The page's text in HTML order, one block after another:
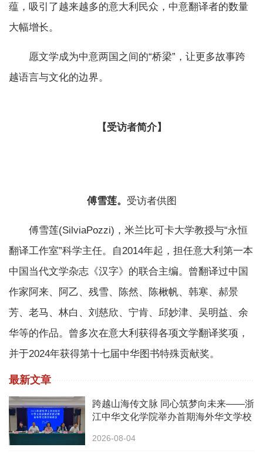
蕴，吸引了越来越多的意大利民众，中意翻译者的数量
大幅增长。
愿文学成为中意两国之间的“桥梁”，让更多故事跨
越语言与文化的边界。
【受访者简介】
傅雪莲。 受访者供图
傅雪莲(SilviaPozzi)，米兰比可卡大学教授与“永恒
翻译工作室”科学主任。自2014年起，担任意大利第一本
中国当代文学杂志《汉字》的联合主编。曾翻译过中国
作家阿来、阿乙、残雪、陈然、陈楸帆、韩寒、郝景
芳、老马、林白、刘慈欣、宁肯、邱妙津、吴明益、余
华等的作品。曾多次在意大利获得各项文学翻译奖项，
并于2024年获得第十七届中华图书特殊贡献奖。
最新文章
跨越山海传文脉 同心筑梦向未来——浙
江中华文化学院举办首期海外华文学校
2026-08-04